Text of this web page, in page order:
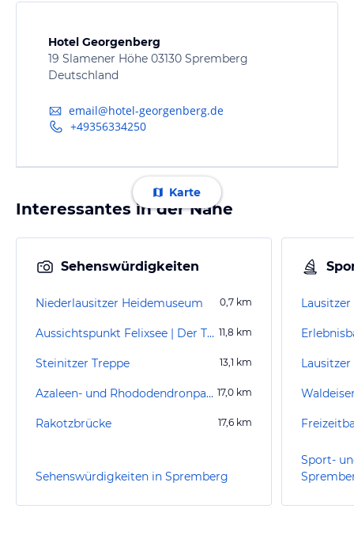
Hotel Georgenberg
19 Slamener Höhe 03130 Spremberg
Deutschland
email@hotel-georgenberg.de
+49356334250
Karte
Interessantes in der Nähe
Sehenswürdigkeiten
Niederlausitzer Heidemuseum 0,7 km
Aussichtspunkt Felixsee | Der Turm 11,8 km
Steinitzer Treppe 13,1 km
Azaleen- und Rhododendronpark Kromlau 17,0 km
Rakotzbrücke 17,6 km
Sehenswürdigkeiten in Spremberg
Lausitzer
Lausitzer
Sport-